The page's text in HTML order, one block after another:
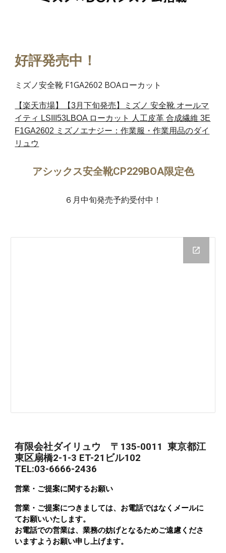
好評発売中！
ミズノ安全靴 F1GA2602 BOAローカット
【楽天市場】【3月下旬発売】ミズノ 安全靴 オールマ
イティ LSIII53LBOA ローカット 人工皮革 合成繊維 3E
F1GA2602 ミズノエナジー：作業服・作業用品のダイ
リュウ
アシックス安全靴CP229BOA限定色
６月中旬発売予約受付中！
有限会社ダイリュウ 〒135-0011 東京都江
東区扇橋2-1-3 ET-21ビル102
TEL:03-6666-2436
営業・ご提案に関するお願い
営業・ご提案につきましては、お電話ではなくメールに
てお願いいたします。
お電話での営業は、業務の妨げとなるためご遠慮くださ
いますようお願い申し上げます。